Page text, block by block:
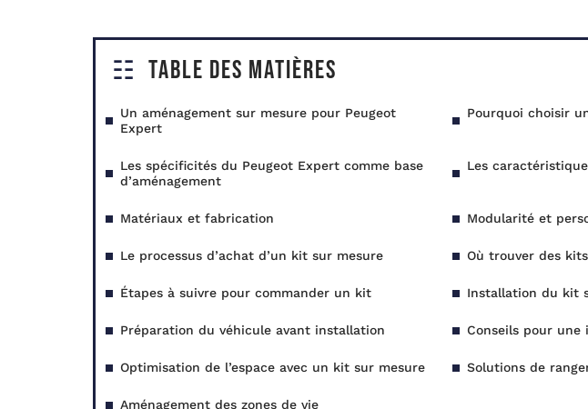
Table des matières
Un aménagement sur mesure pour Peugeot
Expert
Pourquoi choisir
Les spécificités du Peugeot Expert comme base
d’aménagement
Les
Matériaux et fabrication Modularité et
Le processus d’achat d’un kit sur mesure Où trouver des
Étapes à suivre pour commander un kit Installation du kit
Préparation du véhicule avant installation Conseils pour
Optimisation de l’espace avec un kit sur mesure Solutions de
Aménagement des zones de vie